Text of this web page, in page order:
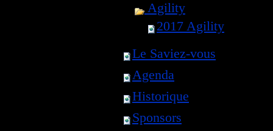
Agility
2017 Agility
Le Saviez-vous
Agenda
Historique
Sponsors